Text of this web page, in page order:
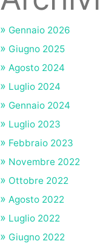
Gennaio 2026
Giugno 2025
Agosto 2024
Luglio 2024
Gennaio 2024
Luglio 2023
Febbraio 2023
Novembre 2022
Ottobre 2022
Agosto 2022
Luglio 2022
Giugno 2022